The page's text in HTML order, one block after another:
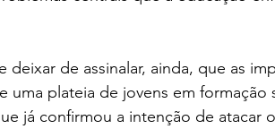
deixar de assinalar, ainda, que as
uma plateia de jovens em
já confirmou a intenção de atacar